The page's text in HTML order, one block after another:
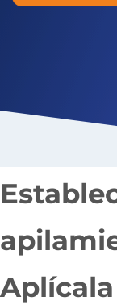
Aplícala